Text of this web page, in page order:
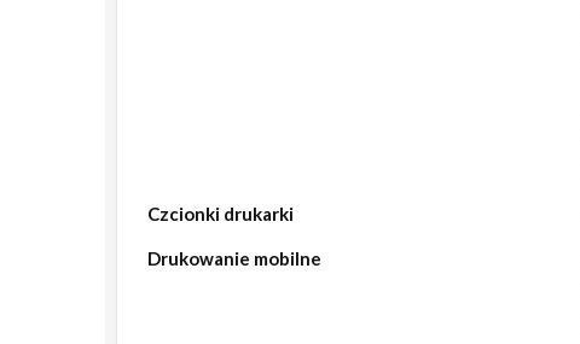
Czcionki drukarki
Drukowanie mobilne